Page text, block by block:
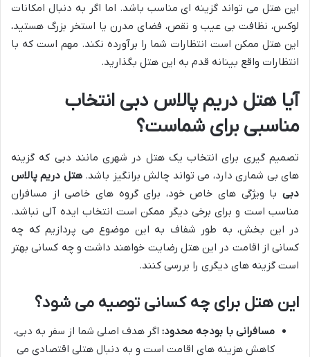
این هتل می تواند گزینه ای مناسب باشد. اما اگر به دنبال امکانات
لوکس، نظافت بی عیب و نقص، فضای مدرن یا استخر بزرگ هستید،
این هتل ممکن است انتظارات شما را برآورده نکند. مهم است که با
انتظارات واقع بینانه قدم به این هتل بگذارید.
آیا هتل دریم پالاس دبی انتخاب
مناسبی برای شماست؟
تصمیم گیری برای انتخاب یک هتل در شهری مانند دبی که گزینه
های بی شماری دارد، می تواند چالش برانگیز باشد.هتل دریم پالاس
دبی با ویژگی های خاص خود، برای گروه های خاصی از مسافران
مناسب است و برای برخی دیگر ممکن است انتخاب ایده آلی نباشد.
در این بخش، به طور شفاف به این موضوع می پردازیم که چه
کسانی از اقامت در این هتل رضایت خواهند داشت و چه کسانی بهتر
است گزینه های دیگری را بررسی کنند.
این هتل برای چه کسانی توصیه می شود؟
مسافرانی با بودجه محدود: اگر هدف اصلی شما از سفر به دبی،
کاهش هزینه های اقامت است و به دنبال هتلی اقتصادی می